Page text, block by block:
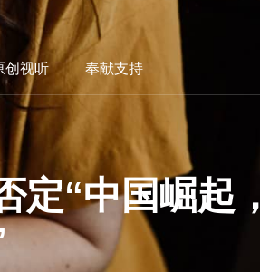
创视听 奉献支持
定“中国崛起，